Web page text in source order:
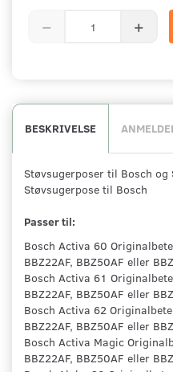
BESKRIVELSE
Støvsugerposer til Bosch og
Støvsugerpose til Bosch
Passer til:
Bosch Activa 60
BBZ22AF, BBZ50AF eller
Bosch Activa 61
BBZ22AF, BBZ50AF eller
Bosch Activa 62
BBZ22AF, BBZ50AF eller
Bosch Activa Magic
BBZ22AF, BBZ50AF eller